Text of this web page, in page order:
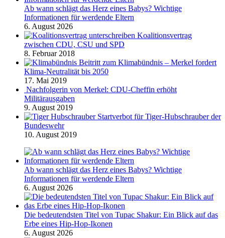
Ab wann schlägt das Herz eines Babys? Wichtige
Informationen für werdende Eltern
6. August 2026
Koalitionsvertrag
zwischen CDU, CSU und SPD
8. Februar 2018
Beitritt zum Klimabündnis – Merkel fordert
Klima-Neutralität bis 2050
17. Mai 2019
Nachfolgerin von Merkel: CDU-Cheffin erhöht
Militärausgaben
9. August 2019
Startverbot für Tiger-Hubschrauber der
Bundeswehr
10. August 2019
Ab wann schlägt das Herz eines Babys? Wichtige
Informationen für werdende Eltern
6. August 2026
Die bedeutendsten Titel von Tupac Shakur: Ein Blick auf das
Erbe eines Hip-Hop-Ikonen
6. August 2026